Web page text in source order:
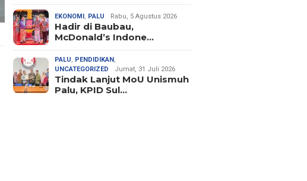
EKONOMI, PALU Rabu, 5 Agustus 2026
Hadir di Baubau,
McDonald’s Indone…
PALU, PENDIDIKAN,
UNCATEGORIZED
Jumat, 31 Juli 2026
Tindak Lanjut MoU Unismuh
Palu, KPID Sul…